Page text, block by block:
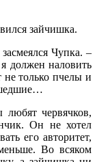
зайчишка.
Чупка. –
должен наловить
только пчелы и
червячков,
Он не хотел
его авторитет,
Во всяком